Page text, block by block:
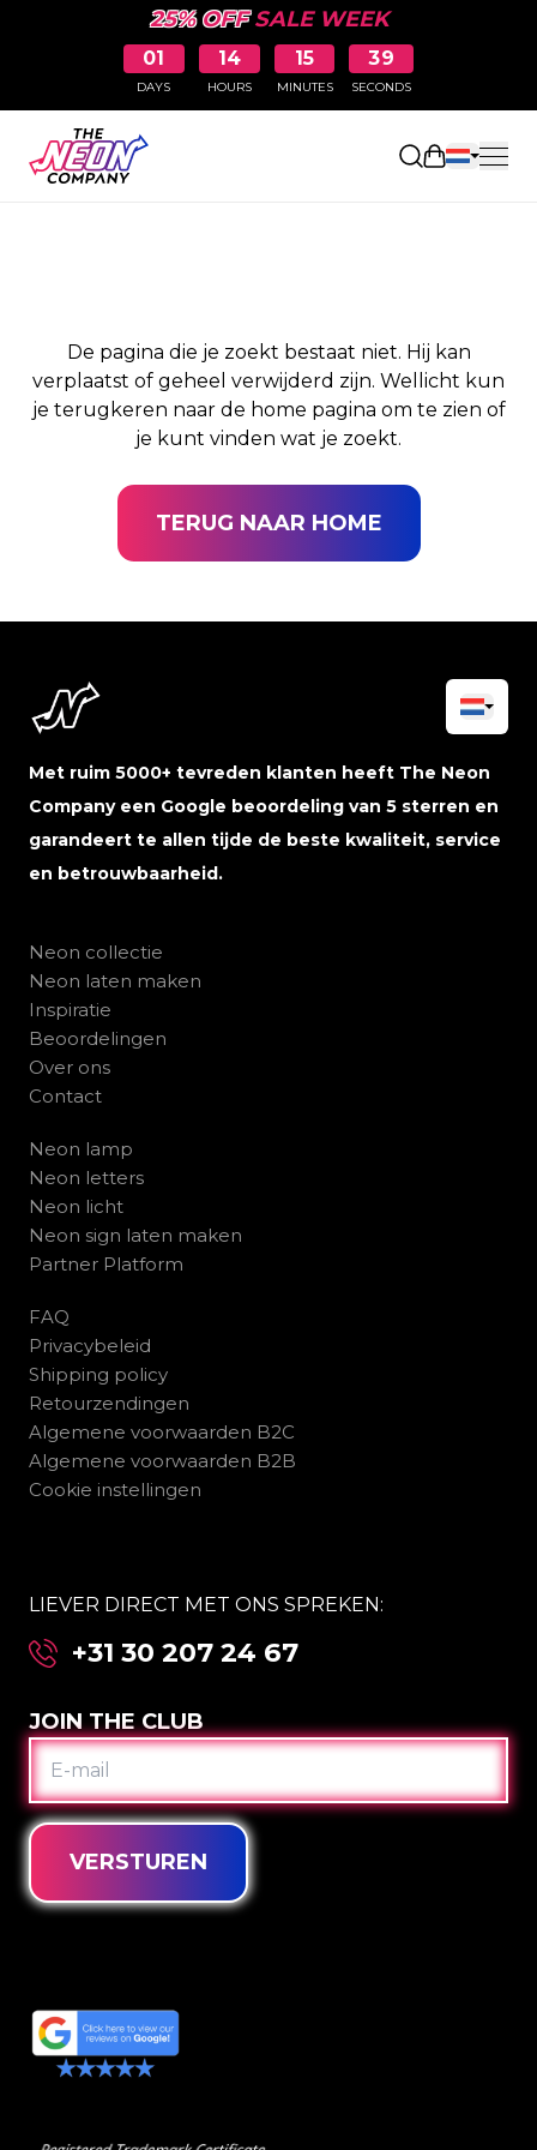
25% OFFSALE WEEK
01
DAYS
14
HOURS
15
MINUTES
39
SECONDS
PAGINA NIET
De pagina die je zoekt bestaat niet. Hij kan
verplaatst of geheel verwijderd zijn. Wellicht kun
je terugkeren naar de home pagina om te zien of
je kunt vinden wat je zoekt.
TERUG NAAR HOME
Met ruim 5000+ tevreden klanten heeft The Neon
Company een Google beoordeling van 5 sterren en
garandeert te allen tijde de beste kwaliteit, service
en betrouwbaarheid.
Neon collectie
Neon laten maken
Inspiratie
Beoordelingen
Over ons
Contact
Neon lamp
Neon letters
Neon licht
Neon sign laten maken
Partner Platform
FAQ
Privacybeleid
Shipping policy
Retourzendingen
Algemene voorwaarden B2C
Algemene voorwaarden B2B
Cookie instellingen
LIEVER DIRECT MET ONS SPREKEN:
+31 30 207 24 67
JOIN THE CLUB
E-
MAIL
VERSTUREN